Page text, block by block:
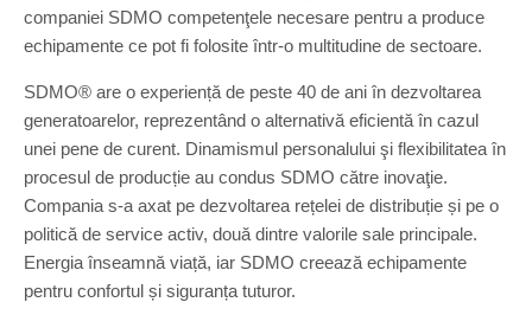
companiei SDMO competenţele necesare pentru a produce
echipamente ce pot fi folosite într-o multitudine de sectoare.
SDMO® are o experiență de peste 40 de ani în dezvoltarea
generatoarelor, reprezentând o alternativă eficientă în cazul
unei pene de curent. Dinamismul personalului şi flexibilitatea în
procesul de producție au condus SDMO către inovaţie.
Compania s-a axat pe dezvoltarea rețelei de distribuție și pe o
politică de service activ, două dintre valorile sale principale.
Energia înseamnă viață, iar SDMO creează echipamente
pentru confortul și siguranța tuturor.